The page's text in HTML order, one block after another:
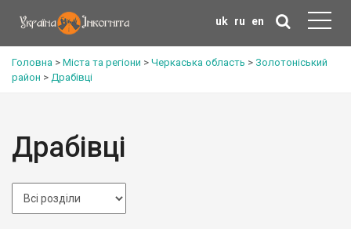
uk ru en
Головна > Міста та регіони > Черкаська область > Золотоніський
район > Драбівці
Драбівці